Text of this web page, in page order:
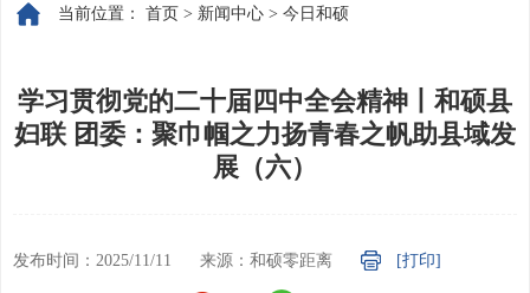
当前位置： 首页 > 新闻中心 > 今日和硕
学习贯彻党的二十届四中全会精神丨和硕县
妇联 团委：聚巾帼之力扬青春之帆助县域发
展（六）
发布时间：2025/11/11 来源：和硕零距离 [打印]